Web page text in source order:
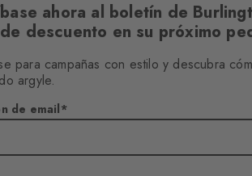
ahora al boletín de
de descuento en su próximo
para campañas con estilo y descubra
argyle.
de email